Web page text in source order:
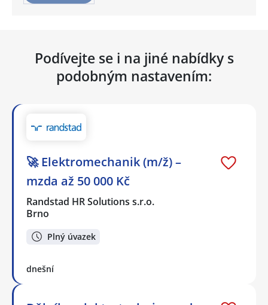
Podívejte se i na jiné nabídky s
podobným nastavením:
🚀 Elektromechanik (m/ž) –
mzda až 50 000 Kč
Randstad HR Solutions s.r.o.
Brno
Plný úvazek
dnešní